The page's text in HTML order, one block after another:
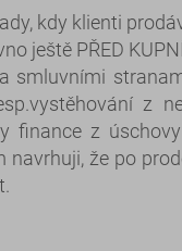
kdy klienti
ještě PŘED
smluvními
z
finance z
navrhuji, že po